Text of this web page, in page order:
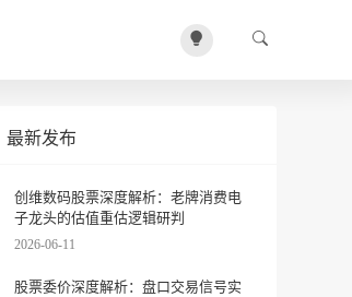
最新发布
创维数码股票深度解析：老牌消费电
子龙头的估值重估逻辑研判
2026-06-11
股票委价深度解析：盘口交易信号实